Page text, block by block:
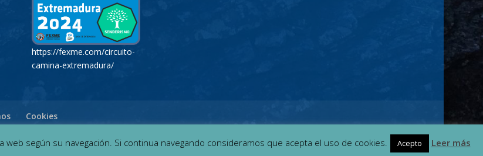
https://fexme.com/circuito-
camina-extremadura/
Cookies
según su navegación. Si continua navegando consideramos que acepta el uso de cookies. Acepto Leer más